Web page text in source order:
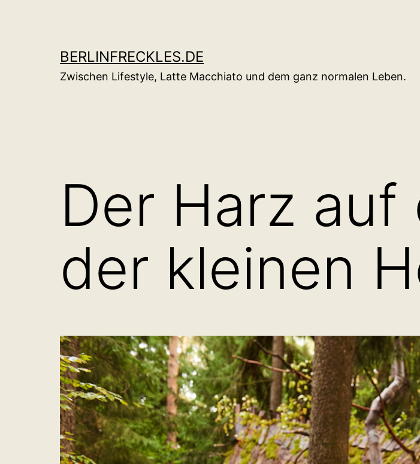
BERLINFRECKLES.DE
Zwischen Lifestyle, Latte Macchiato und dem ganz normalen Leben.
Der Harz auf
der kleinen